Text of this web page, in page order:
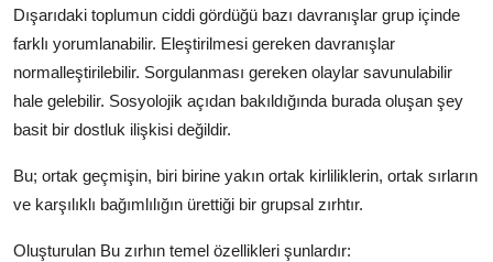
Dışarıdaki toplumun ciddi gördüğü bazı davranışlar grup içinde
farklı yorumlanabilir. Eleştirilmesi gereken davranışlar
normalleştirilebilir. Sorgulanması gereken olaylar savunulabilir
hale gelebilir. Sosyolojik açıdan bakıldığında burada oluşan şey
basit bir dostluk ilişkisi değildir.
Bu; ortak geçmişin, biri birine yakın ortak kirliliklerin, ortak sırların
ve karşılıklı bağımlılığın ürettiği bir grupsal zırhtır.
Oluşturulan Bu zırhın temel özellikleri şunlardır: